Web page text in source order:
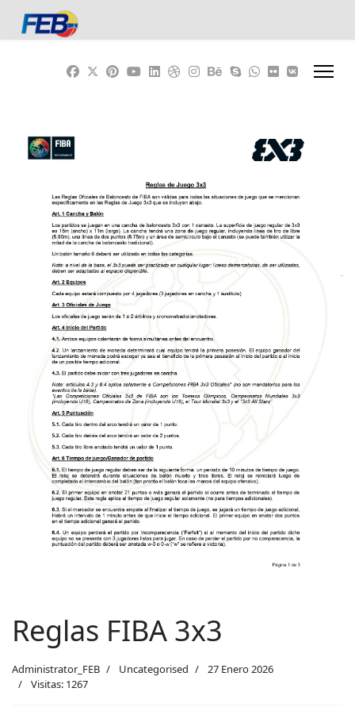
Previous
Reglas FIBA 3x3
Administrator_FEB Uncategorised
27 Enero 2026
Visitas: 1267